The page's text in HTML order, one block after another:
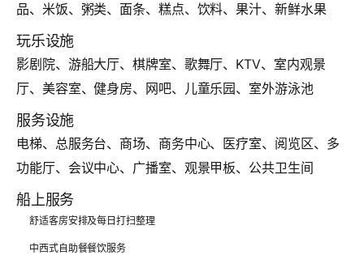
品、米饭、粥类、面条、糕点、饮料、果汁、新鲜水果
玩乐设施
影剧院、游船大厅、棋牌室、歌舞厅、KTV、室内观景
厅、美容室、健身房、网吧、儿童乐园、室外游泳池
服务设施
电梯、总服务台、商场、商务中心、医疗室、阅览区、多
功能厅、会议中心、广播室、观景甲板、公共卫生间
船上服务
舒适客房安排及每日打扫整理
中西式自助餐餐饮服务